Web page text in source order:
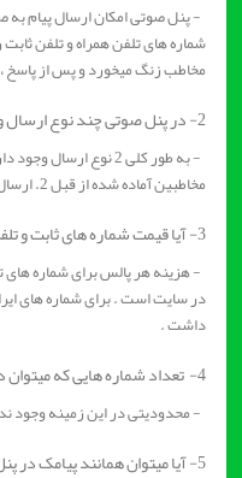
- پنل صوتی امکان ارسال پیام به
شماره های تلفن همراه و تلفن
مخاطب زنگ میخورد و پس از پاسخ
مخاطبین آماده شده از قبل 2. ارسال به صورت گروهی و انبوه
- هزینه هر پالس برای شماره های
داشت .
- محدودیتی در این زمینه وجود